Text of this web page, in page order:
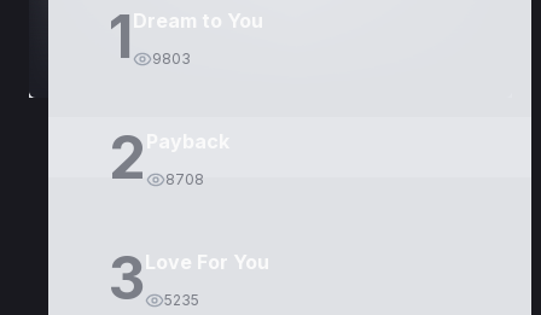
1 Dream to You
9803
2 8708
3Love For You
5235